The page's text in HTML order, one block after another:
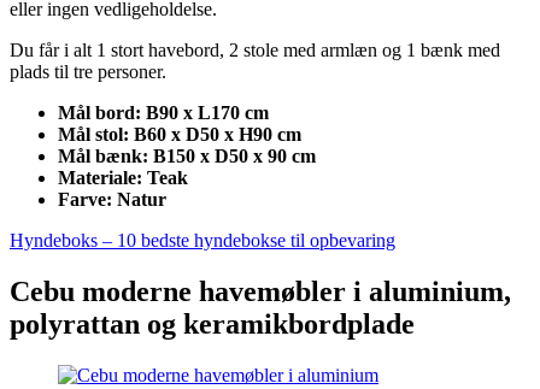
eller ingen vedligeholdelse.
Du får i alt 1 stort havebord, 2 stole med armlæn og 1 bænk med
plads til tre personer.
Mål bord: B90 x L170 cm
Mål stol: B60 x D50 x H90 cm
Mål bænk: B150 x D50 x 90 cm
Materiale: Teak
Farve: Natur
Hyndeboks – 10 bedste hyndebokse til opbevaring
Cebu moderne havemøbler i aluminium,
polyrattan og keramikbordplade